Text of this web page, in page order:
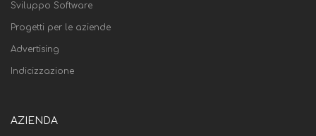
Sviluppo Software
Progetti per le aziende
Advertising
Indicizzazione
AZIENDA